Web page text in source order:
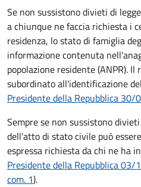
Se non sussistono divieti di
a chiunque ne faccia richiesta i
residenza, lo stato di famiglia
informazione contenuta
popolazione residente (ANPR).
subordinato all'identificazione
Presidente della Repubblica
Sempre se non sussistono
dell'atto di stato civile può
espressa richiesta da chi ne ha
Presidente della Repubblica
com. 1).